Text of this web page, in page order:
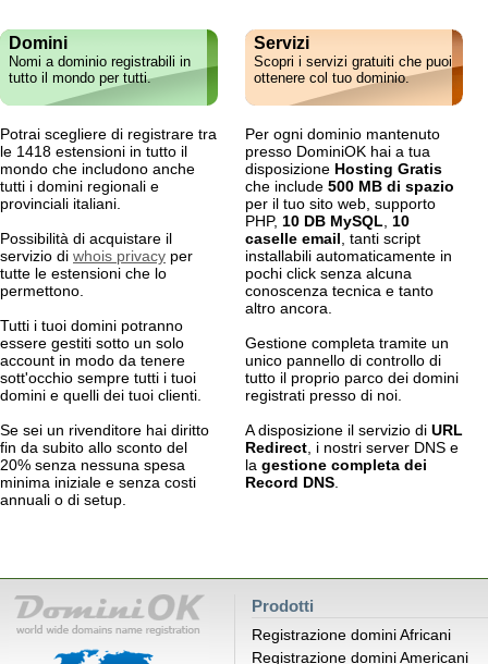
Domini
Nomi a dominio registrabili in
tutto il mondo per tutti.
Potrai scegliere di registrare tra
le 1418 estensioni in tutto il
mondo che includono anche
tutti i domini regionali e
provinciali italiani.
Possibilità di acquistare il
servizio di whois privacy per
tutte le estensioni che lo
permettono.
Tutti i tuoi domini potranno
essere gestiti sotto un solo
account in modo da tenere
sott'occhio sempre tutti i tuoi
domini e quelli dei tuoi clienti.
Se sei un rivenditore hai diritto
fin da subito allo sconto del
20% senza nessuna spesa
minima iniziale e senza costi
annuali o di setup.
Servizi
Scopri i servizi gratuiti che puoi
ottenere col tuo dominio.
Per ogni dominio mantenuto
presso DominiOK hai a tua
disposizione Hosting Gratis
che include 500 MB di spazio
per il tuo sito web, supporto
PHP, 10 DB MySQL
10
caselle email , tanti script
installabili automaticamente in
pochi click senza alcuna
conoscenza tecnica e tanto
altro ancora.
Gestione completa tramite un
unico pannello di controllo di
tutto il proprio parco dei domini
registrati presso di noi.
A disposizione il servizio di URL
Redirect , i nostri server DNS e
la gestione completa dei
Record DNS
Prodotti
Registrazione domini Africani
Registrazione domini Americani